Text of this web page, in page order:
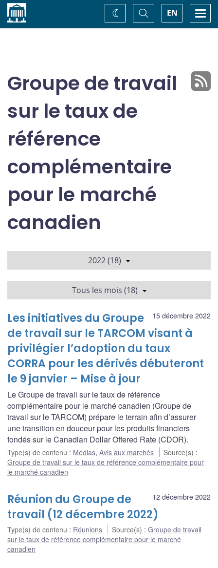
Accueil EN
Basculer
la
recherche
Changez
de
Groupe de travail
sur le taux de
référence
complémentaire
pour le marché
canadien
2022 (18)
Tous les mois (18)
15 décembre 2022
Les initiatives du Groupe
de travail sur le TARCOM visant à
privilégier l’adoption du taux
CORRA pour les dérivés débuteront
le 9 janvier – Mise à jour
Le Groupe de travail sur le taux de référence
complémentaire pour le marché canadien (Groupe de
travail sur le TARCOM) prépare le terrain afin d’assurer
une transition en douceur pour les produits financiers
fondés sur le Canadian Dollar Offered Rate (CDOR).
Type(s) de contenu : Médias, Avis aux marchés Source(s) :
Groupe de travail sur le taux de référence complémentaire pour
le marché canadien
12 décembre 2022
Réunion du Groupe de
travail (12 décembre 2022)
Type(s) de contenu : Réunions Source(s) :Groupe de travail
sur le taux de référence complémentaire pour le marché
canadien